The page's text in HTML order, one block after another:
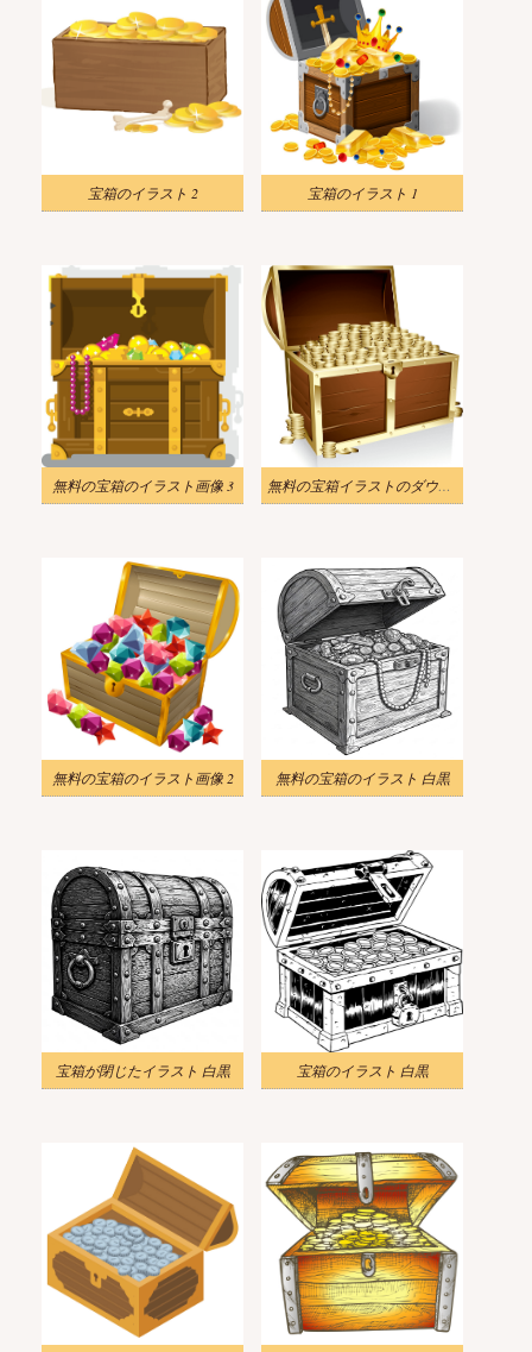
宝箱のイラスト 2 宝箱のイラスト 1
無料の宝箱のイラスト画像 3 無料の宝箱イラストのダウンロード
無料の宝箱のイラスト画像 2 無料の宝箱のイラスト 白黒
宝箱が閉じたイラスト 白黒 宝箱のイラスト 白黒